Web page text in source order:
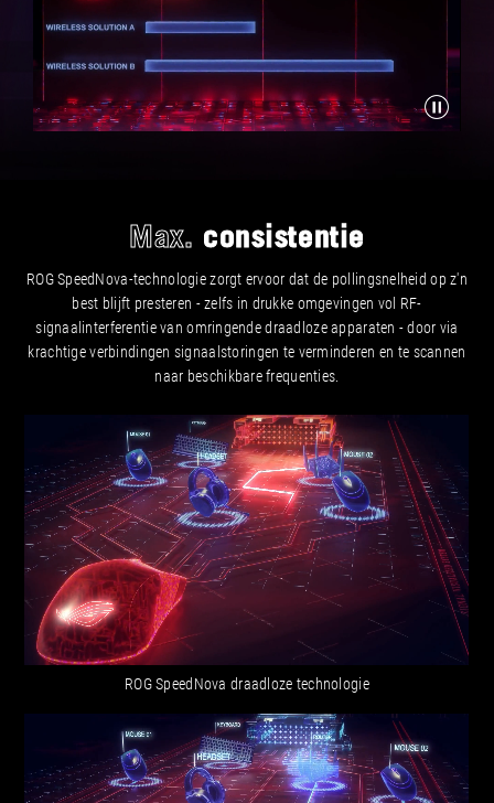
Max. consistentie
ROG SpeedNova-technologie zorgt ervoor dat de pollingsnelheid op z'n
best blijft presteren - zelfs in drukke omgevingen vol RF-
signaalinterferentie van omringende draadloze apparaten - door via
krachtige verbindingen signaalstoringen te verminderen en te scannen
naar beschikbare frequenties.
ROG SpeedNova draadloze technologie